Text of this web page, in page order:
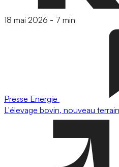
18 mai 2026 - 7 min
Presse Energie
L'élevage bovin, nouveau